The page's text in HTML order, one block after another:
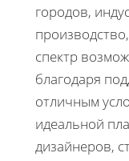
городов,
спектр
благодаря
отличным
идеальной
дизайнеров,